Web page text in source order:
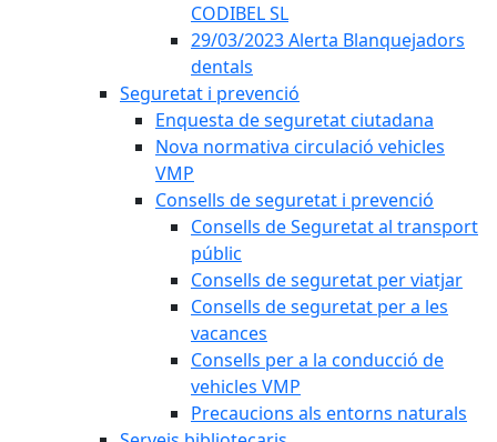
CODIBEL SL
29/03/2023 Alerta Blanquejadors
dentals
Seguretat i prevenció
Enquesta de seguretat ciutadana
Nova normativa circulació vehicles
VMP
Consells de seguretat i prevenció
Consells de Seguretat al transport
públic
Consells de seguretat per viatjar
Consells de seguretat per a les
vacances
Consells per a la conducció de
vehicles VMP
Precaucions als entorns naturals